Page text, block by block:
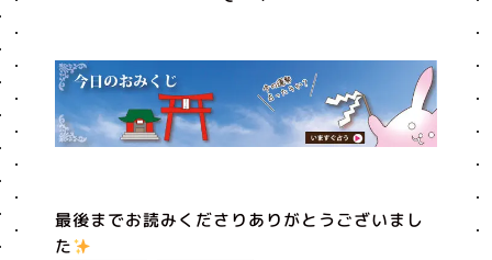
最後までお読みくださりありがとうございまし
た